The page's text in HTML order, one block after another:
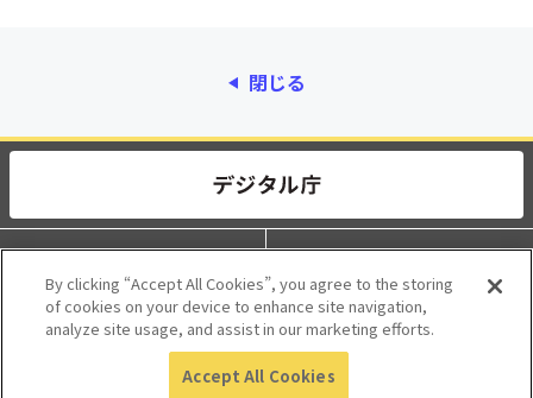
閉じる
動作環境 個人情報保護
利用規約 アクセシビリティ
© 2017 Digital Agency, Government of Japan.
By clicking “Accept All Cookies”, you agree to the storing
of cookies on your device to enhance site navigation,
analyze site usage, and assist in our marketing efforts.
Accept All Cookies